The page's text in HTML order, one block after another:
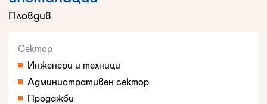
Пловдив
Сектор
Инженери и техници
Административен сектор
Продажби